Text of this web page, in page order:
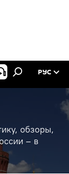
РУС
обзоры,
– в